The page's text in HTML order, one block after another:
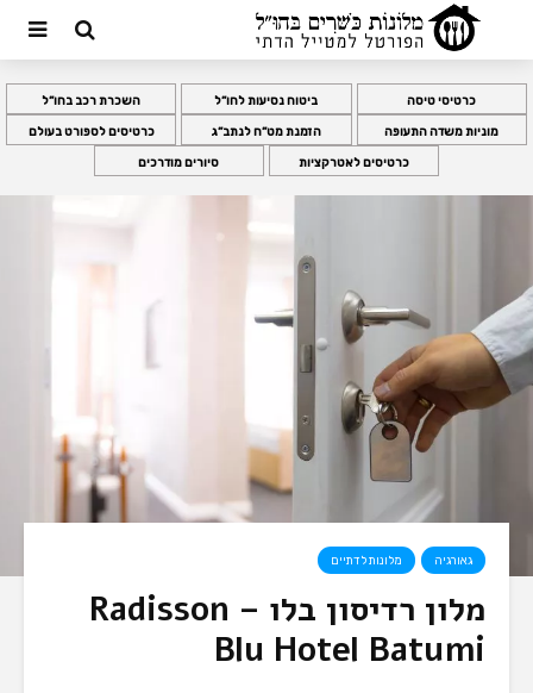
כרטיסי טיסה ביטוח נסיעות לחו”ל השכרת רכב בחו”ל
מוניות משדה התעופה הזמנת מט”ח לנתב”ג כרטיסים לספורט בעולם
כרטיסים לאטרקציות סיורים מודרכים
גאורגיה מלונות לדתיים
מלון רדיסון בלו – Radisson
Blu Hotel Batumi